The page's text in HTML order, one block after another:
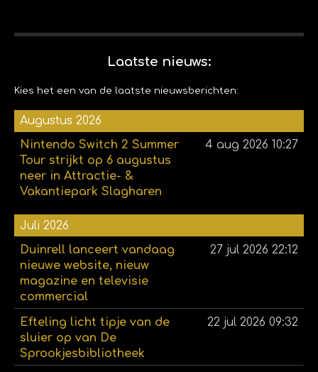
Laatste nieuws:
Kies het een van de laatste nieuwsberichten:
Augustus 2026
Nintendo Switch 2 Summer
Tour strijkt op 6 augustus
neer in Attractie- &
Vakantiepark Slagharen
4 aug 2026 10:27
Juli 2026
Duinrell lanceert vandaag
nieuwe website, nieuw
magazine en televisie
commercial
27 jul 2026 22:12
Efteling licht tipje van de
sluier op van De
Sprookjesbibliotheek
22 jul 2026 09:32